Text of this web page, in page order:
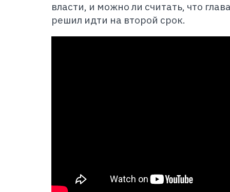
власти, и можно ли считать, что
решил идти на второй срок.